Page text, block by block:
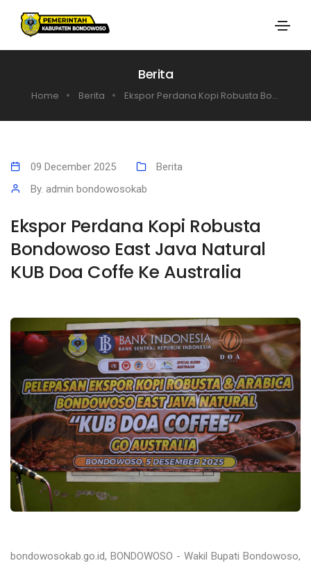
Berita
Home Berita Ekspor Perdana Kopi Robusta Bo...
09 December 2025
Berita
By. admin bondowosokab
Ekspor Perdana Kopi Robusta
Bondowoso East Java Natural
KUB Doa Coffe Ke Australia
bondowosokab.go.id, BONDOWOSO - Wakil Bupati Bondowoso,